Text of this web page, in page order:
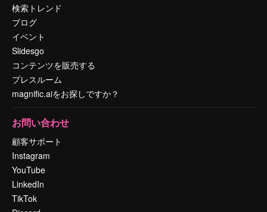
検索トレンド
ブログ
イベント
Slidesgo
コンテンツを販売する
プレスルーム
magnific.aiをお探しですか？
お問い合わせ
顧客サポート
Instagram
YouTube
LinkedIn
TikTok